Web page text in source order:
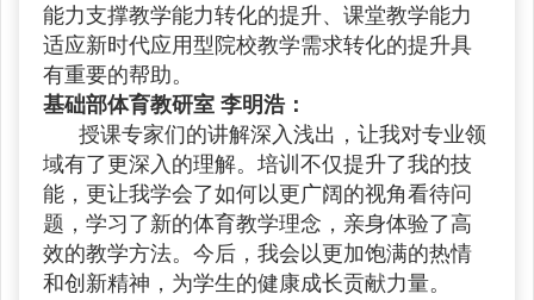
能力支撑教学能力转化的提升、课堂教学能力
适应新时代应用型院校教学需求转化的提升具
有重要的帮助。
基础部体育教研室 李明浩：
授课专家们的讲解深入浅出，让我对专业领
域有了更深入的理解。培训不仅提升了我的技
能，更让我学会了如何以更广阔的视角看待问
题，学习了新的体育教学理念，亲身体验了高
效的教学方法。今后，我会以更加饱满的热情
和创新精神，为学生的健康成长贡献力量。